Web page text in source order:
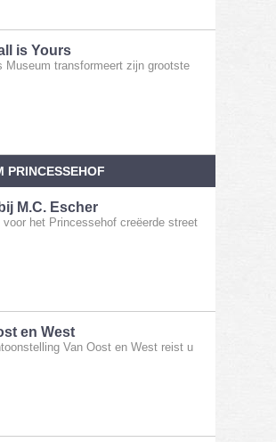
is Yours
Museum transformeert zijn grootste
PRINCESSEHOF
M.C. Escher
voor het Princessehof creëerde street
en West
Van Oost en West reist u